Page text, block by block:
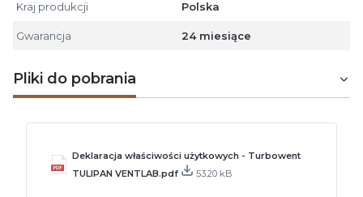
Kraj produkcji Polska
Gwarancja 24 miesiące
Pliki do pobrania
Deklaracja właściwości użytkowych - Turbowent
TULIPAN VENTLAB.pdf
53.20 kB